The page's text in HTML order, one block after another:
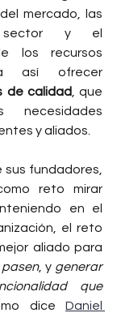
mercado, las
sector y el
los recursos
de calidad
, que
y aliados.
sus fundadores,
reto mirar
en el
el reto
aliado para
, y generar
que
dice Daniel